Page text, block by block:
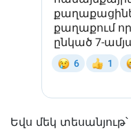
Եվս մեկ տեսանյութ՝